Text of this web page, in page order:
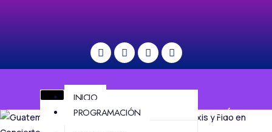
INICIO
PROGRAMACIÓN
MENÚ